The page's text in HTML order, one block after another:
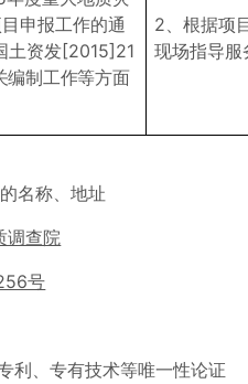
申报工作的通
土资发[2015]21
编制工作等方面
2、根据项
现场指导服
名称、地址
调查院
号
利、专有技术等唯一性论证